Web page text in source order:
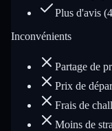
Plus d'avis
Inconvénients
Partage de
Prix de
Frais de
Moins de